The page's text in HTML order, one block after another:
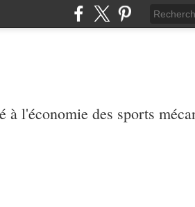
l'économie des sports